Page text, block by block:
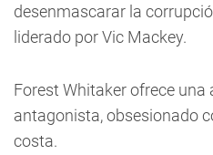
desenmascarar la
liderado por Vic Mackey.
Forest Whitaker ofrece
antagonista, obsesionado
costa.